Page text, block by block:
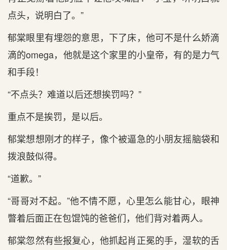
点头，说明白了。”
郁棠眼里有埋怨的意思，下了床，他可不是什么娇滴
滴的omega，他就是这个家里的小皇帝，有的是力气
和手段！
“不点头？难道以后还想挨罚吗？”
重点不是挨罚，是以后。
郁棠想想刚才的样子，像个被逼急的小朋友摇脑袋和
拨浪鼓似得。
“道歉。”
“哥哥对不起。”他不情不愿，心里怎么能甘心，眼神
瞥着后面正在包馄饨的爸爸们，他们背对着两人。
郁棠忽然有些报复心，他抓起肖正冕的手，湿软的舌